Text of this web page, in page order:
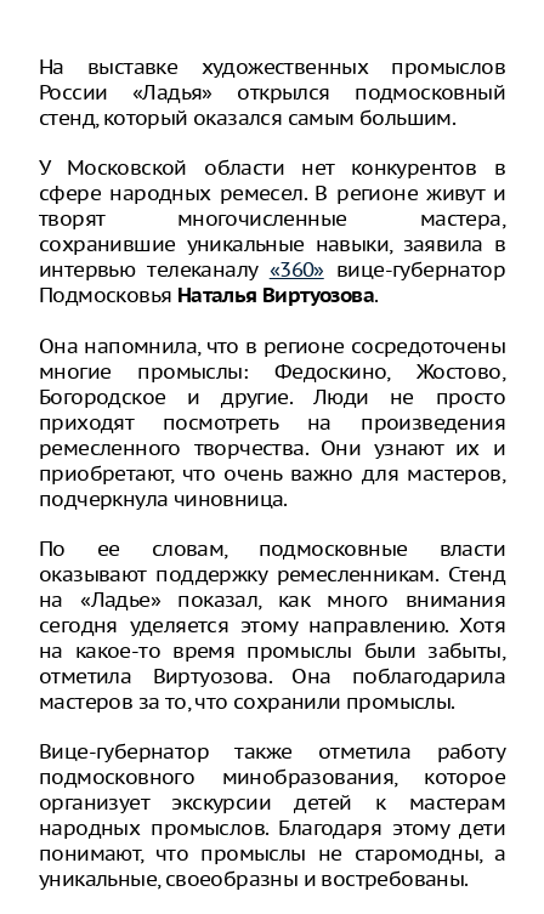
На выставке художественных промыслов
России «Ладья» открылся подмосковный
стенд, который оказался самым большим.
У Московской области нет конкурентов в
сфере народных ремесел. В регионе живут и
творят многочисленные мастера,
сохранившие уникальные навыки, заявила в
интервью телеканалу «360» вице-губернатор
Подмосковья Наталья Виртуозова.
Она напомнила, что в регионе сосредоточены
многие промыслы: Федоскино, Жостово,
Богородское и другие. Люди не просто
приходят посмотреть на произведения
ремесленного творчества. Они узнают их и
приобретают, что очень важно для мастеров,
подчеркнула чиновница.
По ее словам, подмосковные власти
оказывают поддержку ремесленникам. Стенд
на «Ладье» показал, как много внимания
сегодня уделяется этому направлению. Хотя
на какое-то время промыслы были забыты,
отметила Виртуозова. Она поблагодарила
мастеров за то, что сохранили промыслы.
Вице-губернатор также отметила работу
подмосковного минобразования, которое
организует экскурсии детей к мастерам
народных промыслов. Благодаря этому дети
понимают, что промыслы не старомодны, а
уникальные, своеобразны и востребованы.